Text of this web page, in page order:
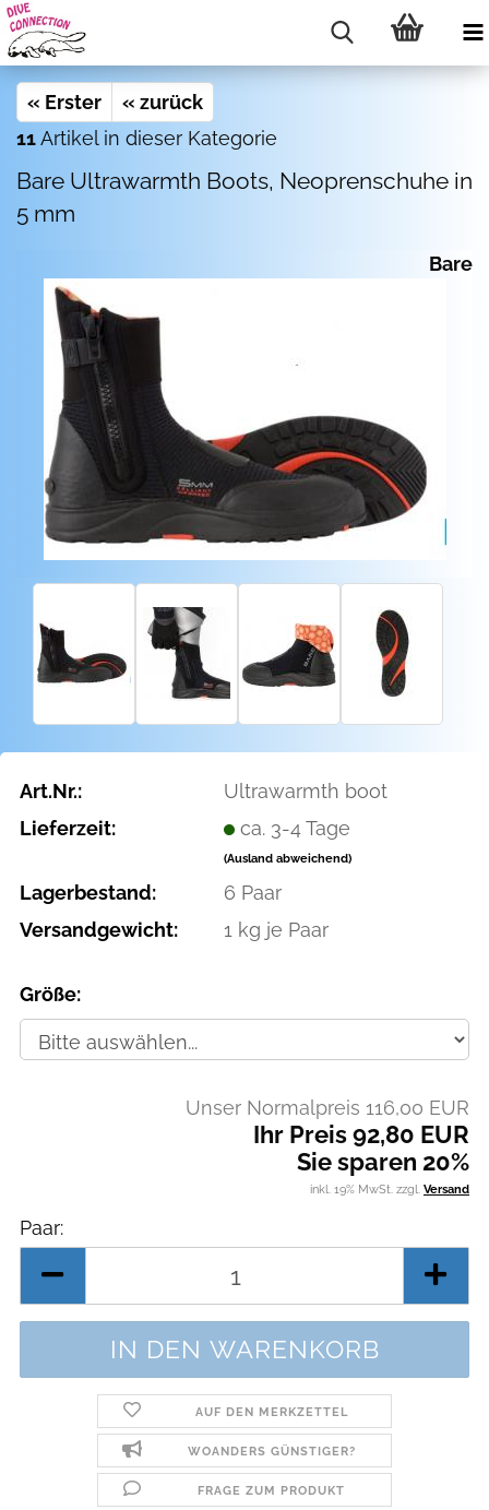
« Erster
« zurück
11Artikel in dieser Kategorie
Bare Ul­tra­warmth Boots, Neo­pren­schu­he in
5 mm
Bare
Art.Nr.:
Ultrawarmth boot
Lieferzeit:
ca. 3-4 Tage
(Ausland abweichend)
Lagerbestand: 6 Paar
Versandgewicht:
1 kg je Paar
Größe:
Unser Normalpreis 116,00 EUR
Ihr Preis 92,80 EUR
Sie sparen 20%
inkl. 19% MwSt. zzgl. Versand
Paar:
AUF DEN MERKZETTEL
WOANDERS GÜNSTIGER?
FRAGE ZUM PRODUKT